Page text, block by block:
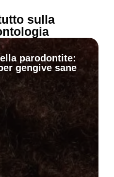
sulla
parodontite:
gengive sane